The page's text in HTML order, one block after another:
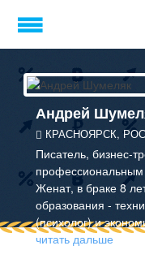
Андрей
КРАСНОЯРСК,
Писатель, бизнес-
Женат, в браке 8
образования -
(психолог) и
читать дальше